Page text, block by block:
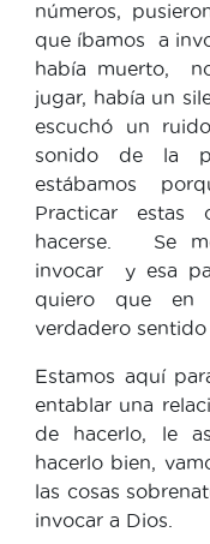
números,
que íbamos a
había muerto,
jugar, había un
escuchó un
sonido de la
estábamos
Practicar estas
hacerse. Se
invocar y esa
quiero que
verdadero sentido
Estamos aquí
entablar una
de hacerlo, le
hacerlo bien,
las cosas
invocar a Dios.